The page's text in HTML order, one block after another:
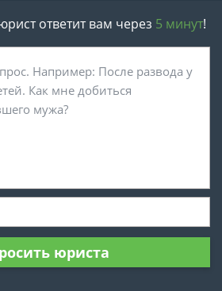
ответит вам через 5 минут!
юриста